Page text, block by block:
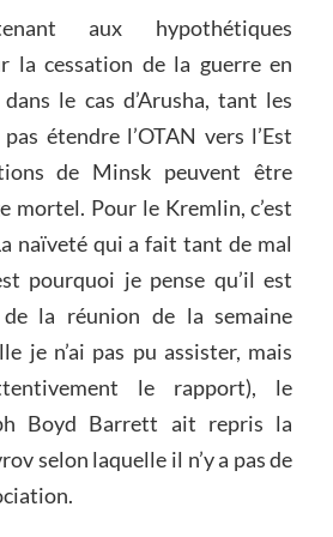
aux hypothétiques
la cessation de la guerre en
le cas d’Arusha, tant les
étendre l’OTAN vers l’Est
de Minsk peuvent être
mortel. Pour le Kremlin, c’est
naïveté qui a fait tant de mal
pourquoi je pense qu’il est
la réunion de la semaine
je n’ai pas pu assister, mais
le rapport), le
Boyd Barrett ait repris la
selon laquelle il n’y a pas de